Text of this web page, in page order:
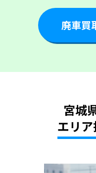
廃車買
宮城
エリ